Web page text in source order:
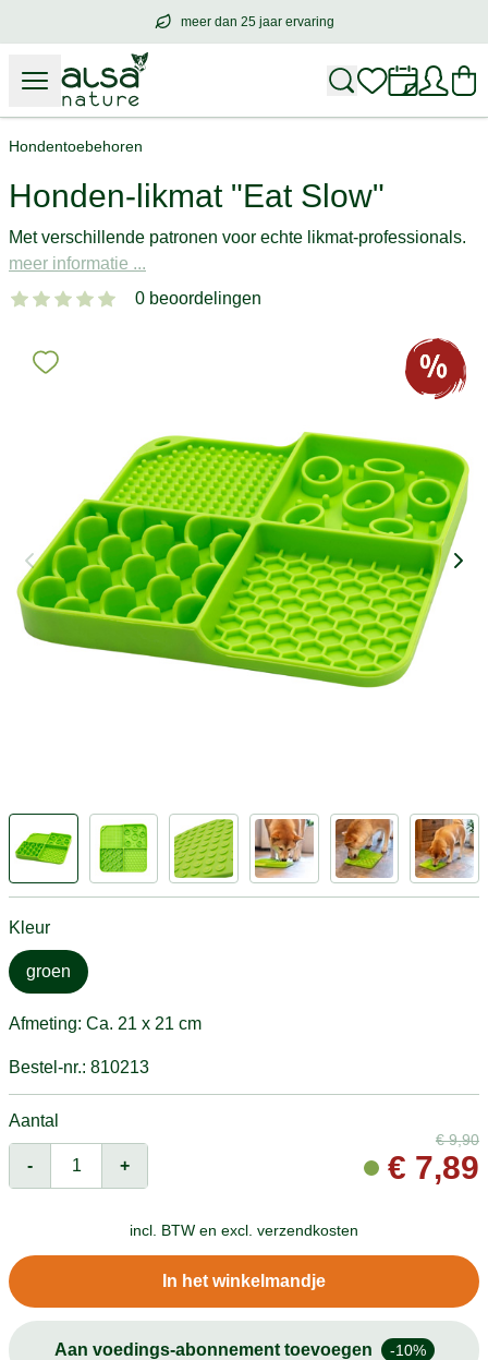
meer dan 25 jaar ervaring
meer dan25 jaar ervaring
Hondentoebehoren
Honden-likmat "Eat Slow"
Met verschillende patronen voor echte likmat-professionals.
meer informatie ...
0 beoordelingen
Kleur
groen
Afmeting: Ca. 21 x 21 cm
Bestel-nr.: 810213
Aantal
- +
€9,90
€ 7,89
incl. BTW en excl. verzendkosten
In het winkelmandje
Aan voedings-abonnement toevoegen -10%